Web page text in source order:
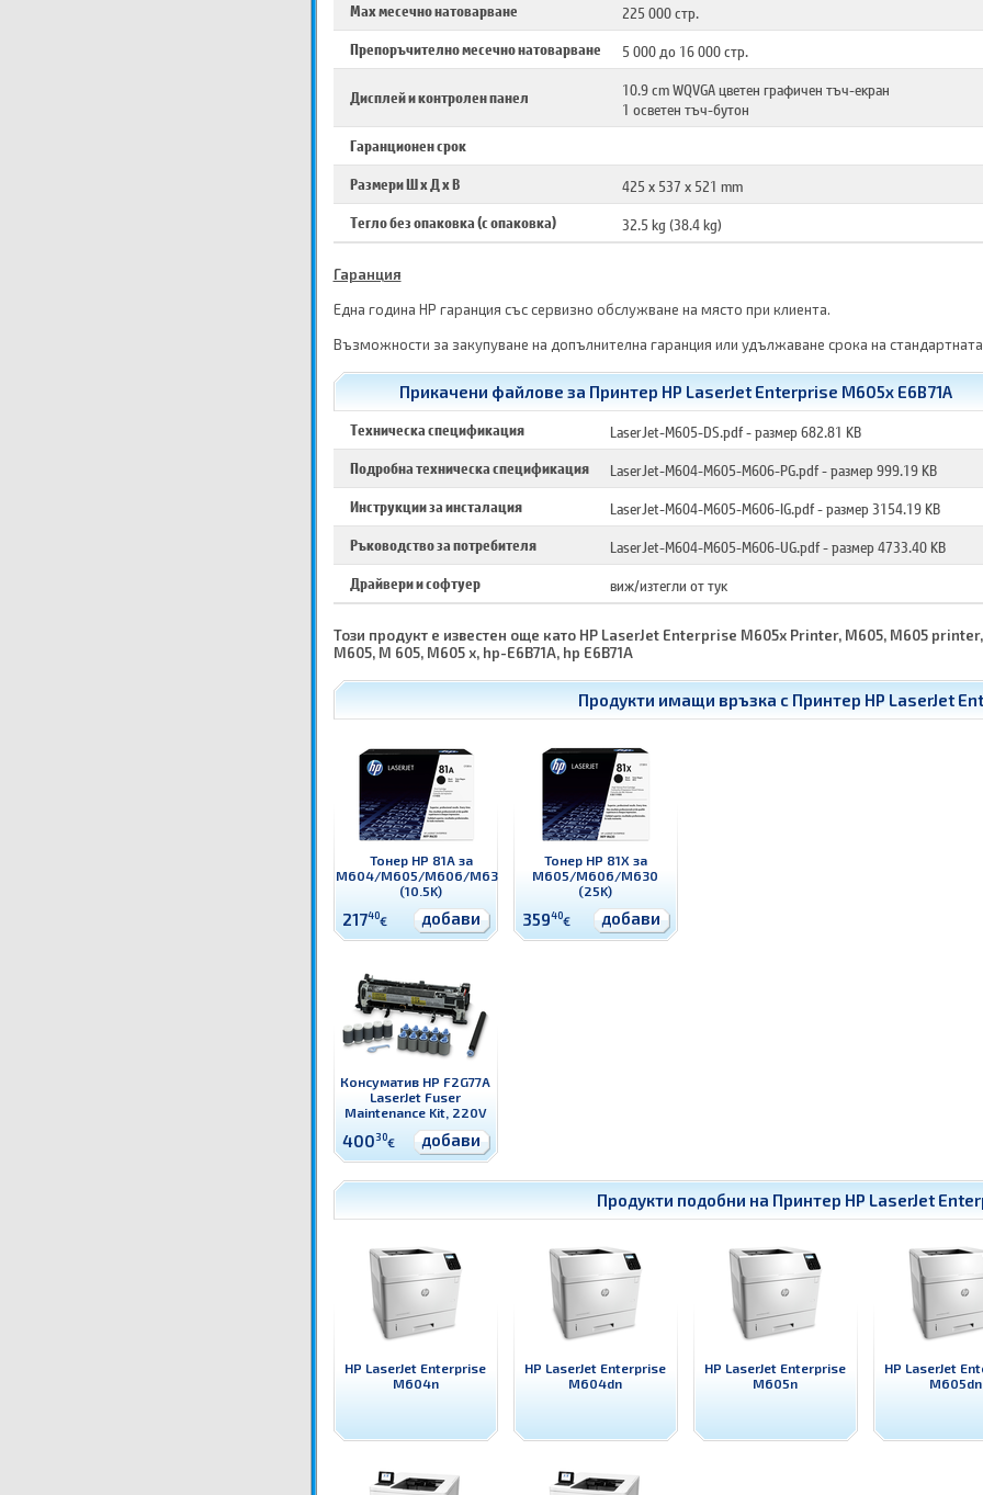
Max месечно натоварване
225 000 стр.
Препоръчително месечно натоварване
5 000 до 16 000 стр.
Дисплей и контролен панел
10.9 cm WQVGA цветен графичен тъч-екран
1 осветен тъч-бутон
Гаранционен срок
Размери Ш х Д х В
425 x 537 x 521 mm
Тегло без опаковка (с опаковка)
32.5 kg (38.4 kg)
Гаранция
Една година HP гаранция със сервизно обслужване на място при клиента.
Възможности за закупуване на допълнителна гаранция или удължаване срока на
Прикачени файлове за Принтер HP LaserJet Enterprise M605x E6B71A
Техническа спецификация LaserJet-M605-DS.pdf- размер 682.81 KB
Подробна техническа спецификация
LaserJet-M604-M605-M606-PG.pdf- размер 999.19 KB
Инструкции за инсталация
LaserJet-M604-M605-M606-IG.pdf- размер 3154.19 KB
Ръководство за потребителя
LaserJet-M604-M605-M606-UG.pdf- размер 4733.40 KB
Драйвери и софтуер
виж/изтегли от тук
Този продукт е известен още като HP LaserJet Enterprise M605x Printer, M605, M605 printer,
M605, M 605, M605 x, hp-E6B71A, hp E6B71A
Продукти имащи връзка с Принтер HP LaserJet
Тонер HP 81A за
M604/M605/M606/M630
(10.5K)
21740€ добави
Тонер HP 81X за
M605/M606/M630
(25K)
35940€ добави
Консуматив HP F2G77A
LaserJet Fuser
Maintenance Kit, 220V
40030€ добави
Продукти подобни на Принтер HP LaserJet
HP LaserJet Enterprise
M604n
HP LaserJet Enterprise
M604dn
HP LaserJet Enterprise
M605n
HP LaserJet
M605dn